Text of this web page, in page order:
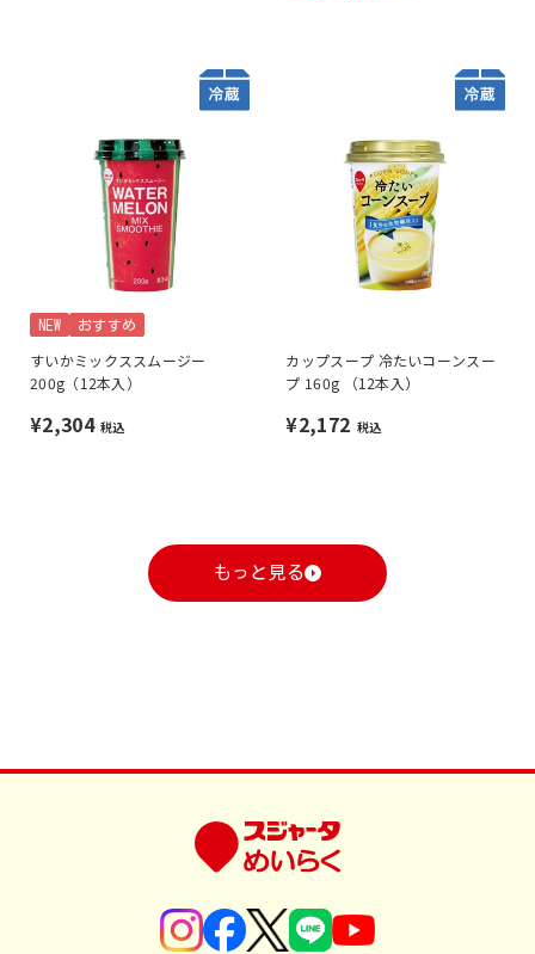
NEW おすすめ
すいかミックススムージー
200g（12本入）
¥2,304 税込
カップスープ 冷たいコーンスー
プ 160g （12本入）
¥2,172 税込
もっと見る